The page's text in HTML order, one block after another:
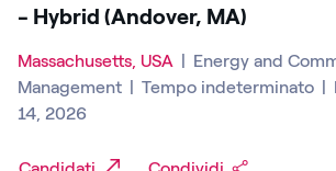
- Hybrid (Andover, MA)
Massachusetts, USA
Energy and
Management
Tempo indeterminato
14, 2026